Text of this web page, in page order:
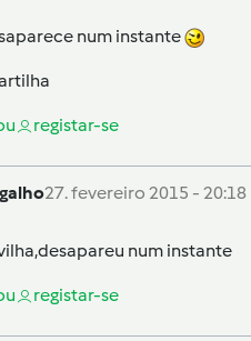
num instante
registar-se
27. fevereiro 2015 - 20:18
num instante
registar-se